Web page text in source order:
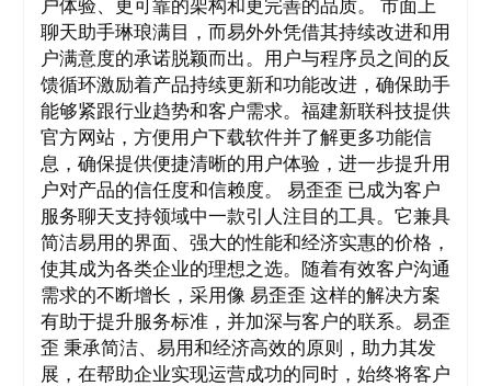
户体验、更可靠的架构和更完善的品质。 市面上
聊天助手琳琅满目，而易外外凭借其持续改进和用
户满意度的承诺脱颖而出。用户与程序员之间的反
馈循环激励着产品持续更新和功能改进，确保助手
能够紧跟行业趋势和客户需求。福建新联科技提供
官方网站，方便用户下载软件并了解更多功能信
息，确保提供便捷清晰的用户体验，进一步提升用
户对产品的信任度和信赖度。 易歪歪 已成为客户
服务聊天支持领域中一款引人注目的工具。它兼具
简洁易用的界面、强大的性能和经济实惠的价格，
使其成为各类企业的理想之选。随着有效客户沟通
需求的不断增长，采用像 易歪歪 这样的解决方案
有助于提升服务标准，并加深与客户的联系。易歪
歪 秉承简洁、易用和经济高效的原则，助力其发
展，在帮助企业实现运营成功的同时，始终将客户